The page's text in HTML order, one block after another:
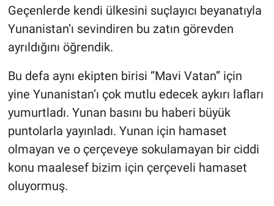
Geçenlerde kendi ülkesini suçlayıcı beyanatıyla
Yunanistan’ı sevindiren bu zatın görevden
ayrıldığını öğrendik.
Bu defa aynı ekipten birisi “Mavi Vatan” için
yine Yunanistan’ı çok mutlu edecek aykırı lafları
yumurtladı. Yunan basını bu haberi büyük
puntolarla yayınladı. Yunan için hamaset
olmayan ve o çerçeveye sokulamayan bir ciddi
konu maalesef bizim için çerçeveli hamaset
oluyormuş.